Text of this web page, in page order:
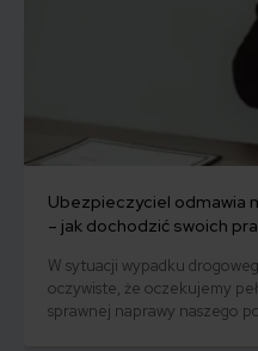
Ubezpieczyciel odmawia
– jak dochodzić swoich
W sytuacji wypadku
oczywiste, że oczekujemy
sprawnej naprawy naszego